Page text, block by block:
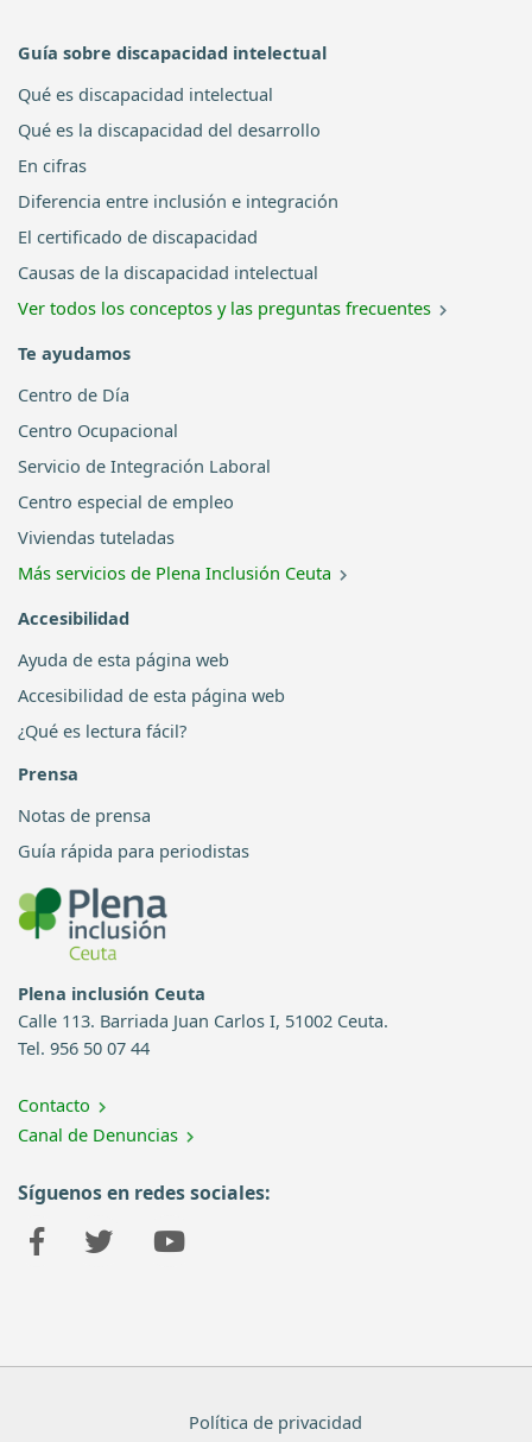
Guía sobre discapacidad intelectual
Qué es discapacidad intelectual
Qué es la discapacidad del desarrollo
En cifras
Diferencia entre inclusión e integración
El certificado de discapacidad
Causas de la discapacidad intelectual
Ver todos los conceptos y las preguntas frecuentes
Te ayudamos
Centro de Día
Centro Ocupacional
Servicio de Integración Laboral
Centro especial de empleo
Viviendas tuteladas
Más servicios de Plena Inclusión Ceuta
Accesibilidad
Ayuda de esta página web
Accesibilidad de esta página web
¿Qué es lectura fácil?
Prensa
Notas de prensa
Guía rápida para periodistas
Plena inclusión Ceuta
Calle 113. Barriada Juan Carlos I, 51002 Ceuta.
Tel. 956 50 07 44
Contacto
Canal de Denuncias
Síguenos en redes sociales:
Política de privacidad